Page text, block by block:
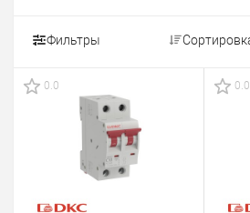
Фильтры
0.0 0.0